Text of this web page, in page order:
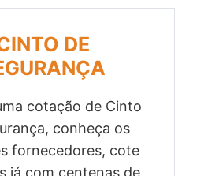
DE
cotação de Cinto
conheça os
fornecedores, cote
já com centenas de